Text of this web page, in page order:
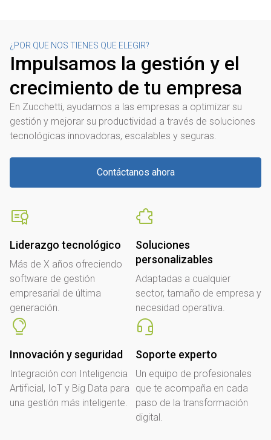
¿POR QUE NOS TIENES QUE ELEGIR?
Impulsamos la gestión y el
crecimiento de tu empresa
En Zucchetti, ayudamos a las empresas a optimizar su
gestión y mejorar su productividad a través de soluciones
tecnológicas innovadoras, escalables y seguras.
Contáctanos ahora
Liderazgo tecnológico
Más de X años ofreciendo
software de gestión
empresarial de última
generación.
Soluciones
personalizables
Adaptadas a cualquier
sector, tamaño de empresa y
necesidad operativa.
Innovación y seguridad
Integración con Inteligencia
Artificial, IoT y Big Data para
una gestión más inteligente.
Soporte experto
Un equipo de profesionales
que te acompaña en cada
paso de la transformación
digital.